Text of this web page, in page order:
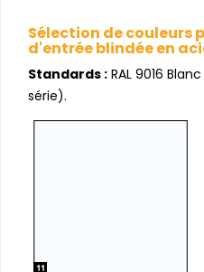
Sélection de couleurs
d'entrée blindée en
Standards : RAL 9016
série).